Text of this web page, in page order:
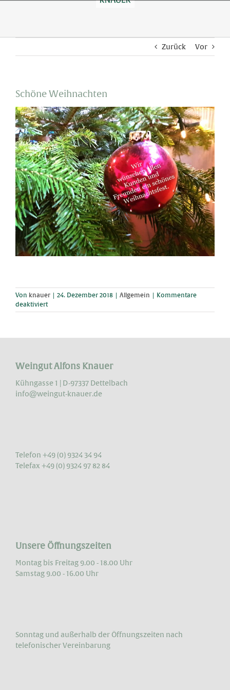
Zurück Vor
Schöne Weihnachten
Von knauer 24. Dezember 2018 Allgemein
Kommentare
deaktiviertfür
Schöne
Weingut Alfons Knauer
Kühngasse 1 | D-97337 Dettelbach
info@weingut-knauer.de
Telefon +49 (0) 9324 34 94
Telefax +49 (0) 9324 97 82 84
Unsere Öffnungszeiten
Montag bis Freitag 9.00 - 18.00 Uhr
Samstag 9.00 - 16.00 Uhr
Sonntag und außerhalb der Öffnungs­zeiten nach
telefonischer Vereinbarung